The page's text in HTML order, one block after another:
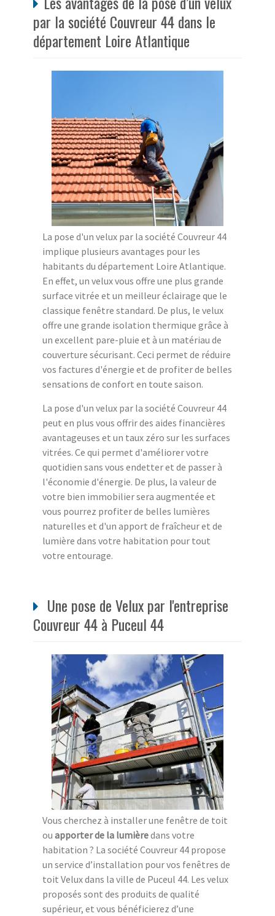
par la société Couvreur 44 dans le
département Loire Atlantique
La pose d'un velux par la société Couvreur 44
implique plusieurs avantages pour les
habitants du département Loire Atlantique.
En effet, un velux vous offre une plus grande
surface vitrée et un meilleur éclairage que le
classique fenêtre standard. De plus, le velux
offre une grande isolation thermique grâce à
un excellent pare-pluie et à un matériau de
couverture sécurisant. Ceci permet de réduire
vos factures d'énergie et de profiter de belles
sensations de confort en toute saison.
La pose d'un velux par la société Couvreur 44
peut en plus vous offrir des aides financières
avantageuses et un taux zéro sur les surfaces
vitrées. Ce qui permet d'améliorer votre
quotidien sans vous endetter et de passer à
l'économie d'énergie. De plus, la valeur de
votre bien immobilier sera augmentée et
vous pourrez profiter de belles lumières
naturelles et d'un apport de fraîcheur et de
lumière dans votre habitation pour tout
votre entourage.
Une pose de Velux par l'entreprise
Couvreur 44 à Puceul 44
Vous cherchez à installer une fenêtre de toit
ou apporter de la lumièredans votre
habitation ? La société Couvreur 44 propose
un service d’installation pour vos fenêtres de
toit Velux dans la ville de Puceul 44. Les velux
proposés sont des produits de qualité
supérieur, et vous bénéficierez d’une